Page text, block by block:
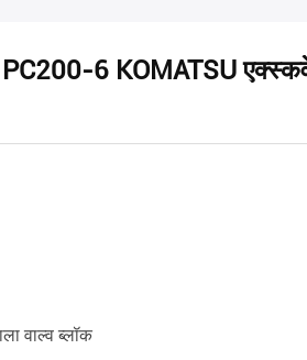
PC200-6 KOMATSU
वाल्व ब्लॉक